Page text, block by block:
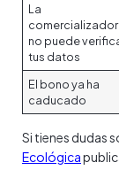
La
no puede
tus datos
El bono ya ha
caducado
Si tienes dudas
Ecológica